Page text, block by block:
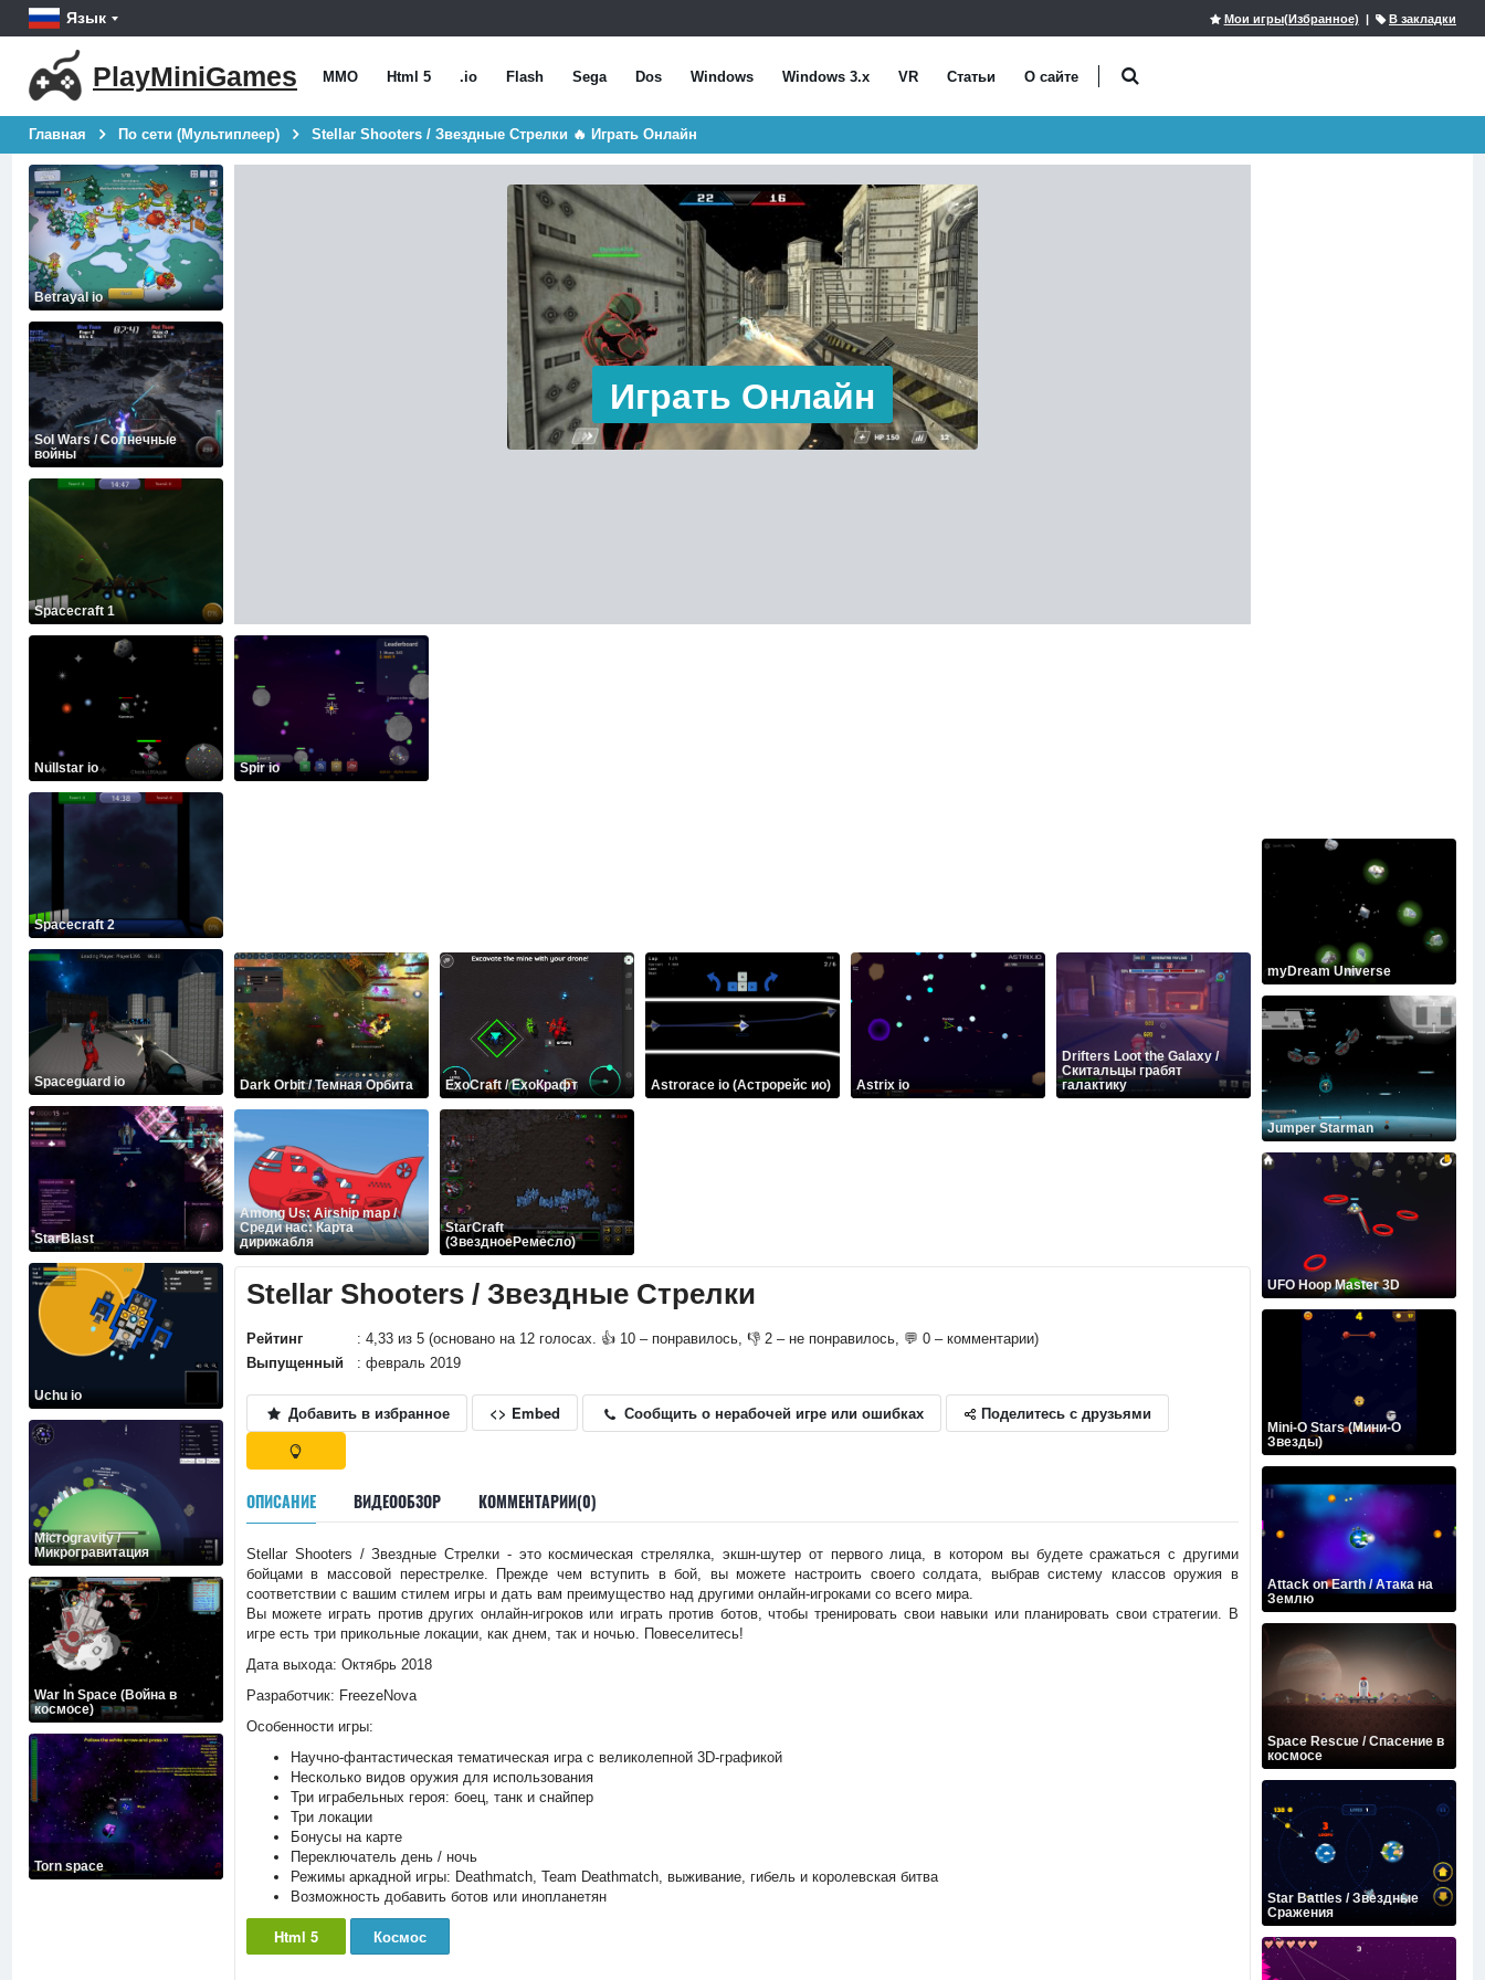
Язык Мои игры(Избранное) | В закладки
PlayMiniGames MMO Html 5 .io Flash Sega Dos Windows Windows 3.x VR Статьи О сайте
Главная По сети (Мультиплеер) Stellar Shooters / Звездные Стрелки 🔥 Играть Онлайн
Betrayal io
Sol Wars / Солнечные
войны
Spacecraft 1
Nullstar io
Spacecraft 2
Spaceguard io
StarBlast
Uchu io
Microgravity /
Микрогравитация
War In Space (Война в
космосе)
Torn space
Играть Онлайн
Spir io
Dark Orbit / Темная Орбита ExoCraft / ЕхоКрафт Astrorace io (Астрорейс ио) Astrix io
Drifters Loot the Galaxy /
Скитальцы грабят
галактику
Among Us: Airship map /
Среди нас: Карта
дирижабля
StarCraft
(ЗвездноеРемесло)
Stellar Shooters / Звездные Стрелки
Рейтинг
: 4,33 из 5 (основано на 12 голосах. 👍 10 – понравилось, 👎 2 – не понравилось, 💬 0 – комментарии)
Выпущенный
: февраль 2019
Добавить в избранное <> Embed Сообщить о нерабочей игре или ошибках Поделитесь с друзьями
ОПИСАНИЕ ВИДЕООБЗОР КОММЕНТАРИИ(0)
Stellar Shooters / Звездные Стрелки - это космическая стрелялка, экшн-шутер от первого лица, в котором вы будете сражаться с другими
бойцами в массовой перестрелке. Прежде чем вступить в бой, вы можете настроить своего солдата, выбрав систему классов оружия в
соответствии с вашим стилем игры и дать вам преимущество над другими онлайн-игроками со всего мира.
Вы можете играть против других онлайн-игроков или играть против ботов, чтобы тренировать свои навыки или планировать свои стратегии. В
игре есть три прикольные локации, как днем, так и ночью. Повеселитесь!
Дата выхода: Октябрь 2018
Разработчик: FreezeNova
Особенности игры:
Научно-фантастическая тематическая игра с великолепной 3D-графикой
Несколько видов оружия для использования
Три играбельных героя: боец, танк и снайпер
Три локации
Бонусы на карте
Переключатель день / ночь
Режимы аркадной игры: Deathmatch, Team Deathmatch, выживание, гибель и королевская битва
Возможность добавить ботов или инопланетян
Html 5 Космос
myDream Universe
Jumper Starman
UFO Hoop Master 3D
Mini-O Stars (Мини-О
Звезды)
Attack on Earth / Атака на
Землю
Space Rescue / Спасение в
космосе
Star Battles / Звездные
Сражения